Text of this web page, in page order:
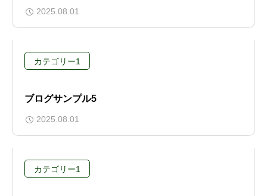
2025.08.01
カテゴリー1
ブログサンプル5
2025.08.01
カテゴリー1